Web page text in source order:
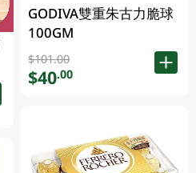
GODIVA雙重朱古力脆球
100GM
$101.00
$40.00